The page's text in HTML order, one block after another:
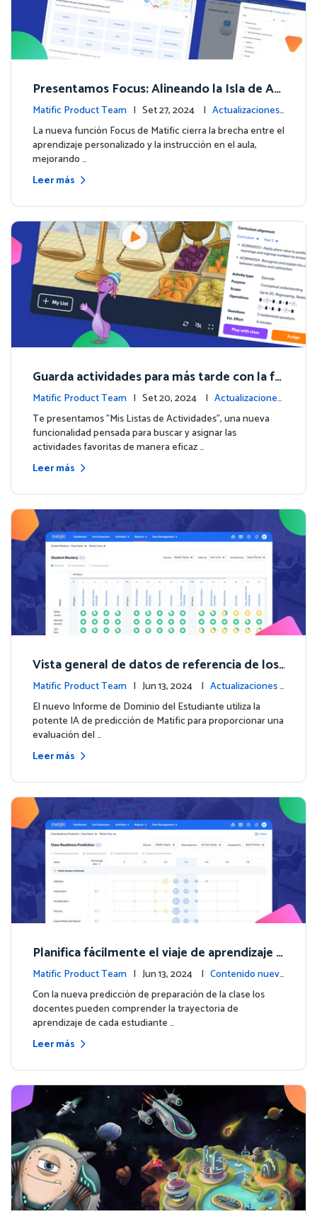
Presentamos Focus: Alineando la Isla de Av
enturas de Matific con el Aprendizaje en el
Aula
Matific Product Team | Set 27, 2024 | Actualizaciones
de la plataforma
La nueva función Focus de Matific cierra la brecha entre el
aprendizaje personalizado y la instrucción en el aula,
mejorando …
Leer más
Guarda actividades para más tarde con la fu
nción de Listas de Actividades
Matific Product Team | Set 20, 2024 | Actualizaciones
de la plataforma
Te presentamos "Mis Listas de Actividades", una nueva
funcionalidad pensada para buscar y asignar las
actividades favoritas de manera eficaz …
Leer más
Vista general de datos de referencia de los
estudiantes con el nuevo Informe de Domi
nio del Estudiante
Matific Product Team | Jun 13, 2024 | Actualizaciones
de la plataforma
El nuevo Informe de Dominio del Estudiante utiliza la
potente IA de predicción de Matific para proporcionar una
evaluación del …
Leer más
Planifica fácilmente el viaje de aprendizaje d
e cada estudiante con la nueva predicción d
e preparación de la clase
Matific Product Team | Jun 13, 2024 | Contenido nuev
o
Con la nueva predicción de preparación de la clase los
docentes pueden comprender la trayectoria de
aprendizaje de cada estudiante …
Leer más